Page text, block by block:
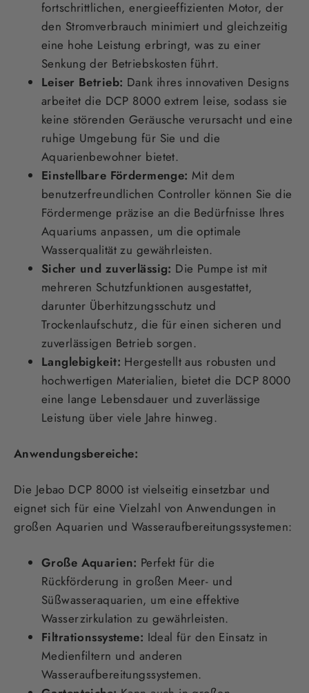
fortschrittlichen, energieeffizienten Motor, der
den Stromverbrauch minimiert und gleichzeitig
eine hohe Leistung erbringt, was zu einer
Senkung der Betriebskosten führt.
Leiser Betrieb: Dank ihres innovativen Designs
arbeitet die DCP 8000 extrem leise, sodass sie
keine störenden Geräusche verursacht und eine
ruhige Umgebung für Sie und die
Aquarienbewohner bietet.
Einstellbare Fördermenge: Mit dem
benutzerfreundlichen Controller können Sie die
Fördermenge präzise an die Bedürfnisse Ihres
Aquariums anpassen, um die optimale
Wasserqualität zu gewährleisten.
Sicher und zuverlässig: Die Pumpe ist mit
mehreren Schutzfunktionen ausgestattet,
darunter Überhitzungsschutz und
Trockenlaufschutz, die für einen sicheren und
zuverlässigen Betrieb sorgen.
Langlebigkeit: Hergestellt aus robusten und
hochwertigen Materialien, bietet die DCP 8000
eine lange Lebensdauer und zuverlässige
Leistung über viele Jahre hinweg.
Anwendungsbereiche:
Die Jebao DCP 8000 ist vielseitig einsetzbar und
eignet sich für eine Vielzahl von Anwendungen in
großen Aquarien und Wasseraufbereitungssystemen:
Große Aquarien: Perfekt für die
Rückförderung in großen Meer- und
Süßwasseraquarien, um eine effektive
Wasserzirkulation zu gewährleisten.
Filtrationssysteme: Ideal für den Einsatz in
Medienfiltern und anderen
Wasseraufbereitungssystemen.